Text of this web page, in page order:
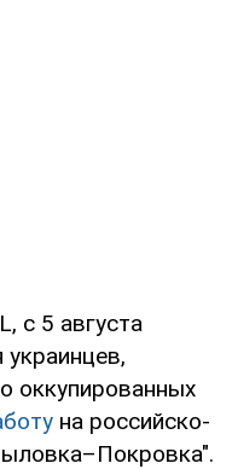
с 5 августа
оккупированных
на российско-